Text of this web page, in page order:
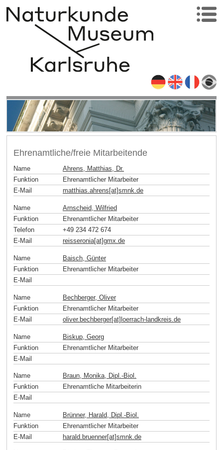
Ehrenamtliche/freie Mitarbeitende
Name
Ahrens, Matthias, Dr.
Funktion
Ehrenamtlicher Mitarbeiter
E-Mail
matthias.ahrens[at]smnk.de
Name
Arnscheid, Wilfried
Funktion
Ehrenamtlicher Mitarbeiter
Telefon
+49 234 472 674
E-Mail
reisseronia[at]gmx.de
Name
Baisch, Günter
Funktion
Ehrenamtlicher Mitarbeiter
E-Mail
Name
Bechberger, Oliver
Funktion
Ehrenamtlicher Mitarbeiter
E-Mail
oliver.bechberger[at]loerrach-landkreis de
Name
Biskup, Georg
Funktion
Ehrenamtlicher Mitarbeiter
E-Mail
Name
Braun, Monika, Dipl.-Biol.
Funktion
Ehrenamtliche Mitarbeiterin
E-Mail
Name
Brünner, Harald, Dipl.-Biol.
Funktion
Ehrenamtlicher Mitarbeiter
E-Mail
harald.bruenner[at]smnk.de